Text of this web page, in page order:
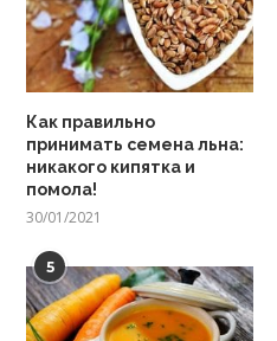
Как правильно
принимать семена льна:
никакого кипятка и
помола!
30/01/2021
5